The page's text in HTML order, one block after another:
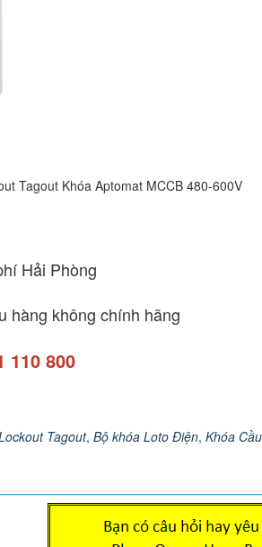
Tagout Khóa Aptomat MCCB 480-600V
Hải Phòng
hàng không chính hãng
110 800
Tagout, Bộ khóa Loto Điện, Khóa